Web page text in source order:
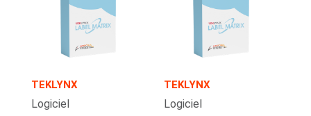
TEKLYNX
Logiciel
TEKLYNX
Logiciel